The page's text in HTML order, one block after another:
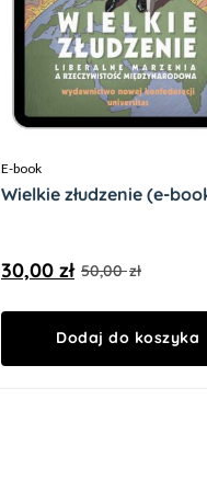
E-book
Wielkie złudzenie (e-
50,00zł
30,00 zł
Dodaj do koszyka